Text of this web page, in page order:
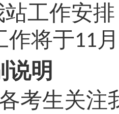
工作安排
作将于11
说明
考生关注